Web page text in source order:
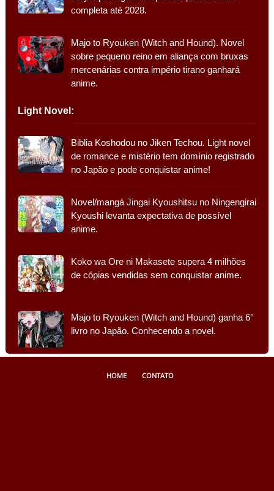
completa até 2028.
Majo to Ryouken (Witch and Hound). Novel
sobre pequeno reino em aliança com bruxas
mercenárias contra império tirano ganhará
anime.
Light Novel:
Biblia Koshodou no Jiken Techou. Light novel
de romance e mistério tem domínio registrado
no Japão e pode conquistar anime!
Novel/mangá Jingai Kyoushitsu no Ningengirai
Kyoushi levanta expectativa de possível
anime.
Koko wa Ore ni Makasete supera 4 milhões
de cópias vendidas sem conquistar anime.
Majo to Ryouken (Witch and Hound) ganha 6°
livro no Japão. Conhecendo a novel.
HOME CONTATO